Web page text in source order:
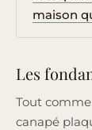
maison
Les
Tout
canapé